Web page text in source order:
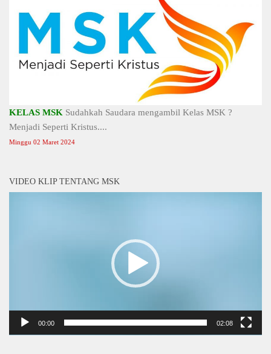
KELAS MSK Sudahkah Saudara mengambil Kelas MSK ?
Menjadi Seperti Kristus....
Minggu 02 Maret 2024
VIDEO KLIP TENTANG MSK
00:00 02:08